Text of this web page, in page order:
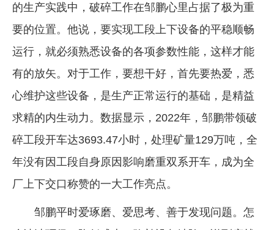
的生产实践中，破碎工作在邹鹏心里占据了极为重
要的位置。他说，要实现工段上下设备的平稳顺畅
运行，就必须熟悉设备的各项参数性能，这样才能
有的放矢。对于工作，要想干好，首先要热爱，悉
心维护这些设备，是生产正常运行的基础，是精益
求精的内生动力。数据显示，2022年，邹鹏带领破
碎工段开车达3693.47小时，处理矿量129万吨，全
年没有因工段自身原因影响磨重双系开车，成为全
厂上下交口称赞的一大工作亮点。
邹鹏平时爱琢磨、爱思考、善于发现问题。怎